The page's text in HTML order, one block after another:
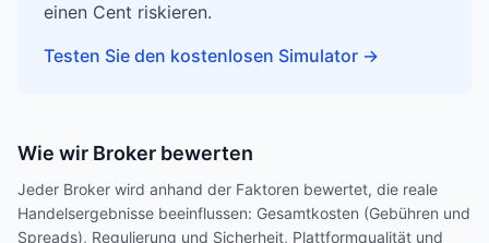
einen Cent riskieren.
Testen Sie den kostenlosen Simulator →
Wie wir Broker bewerten
Jeder Broker wird anhand der Faktoren bewertet, die reale
Handelsergebnisse beeinflussen: Gesamtkosten (Gebühren und
Spreads), Regulierung und Sicherheit, Plattformqualität und